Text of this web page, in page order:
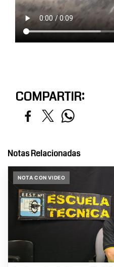
COMPARTIR:
Notas Relacionadas
NOTA CON VIDEO